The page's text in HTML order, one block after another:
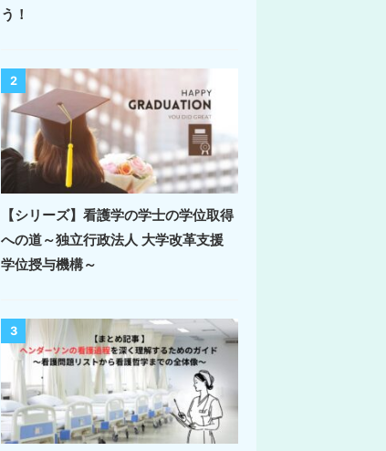
う！
2
【シリーズ】看護学の学士の学位取得
への道～独立行政法人 大学改革支援
学位授与機構～
3